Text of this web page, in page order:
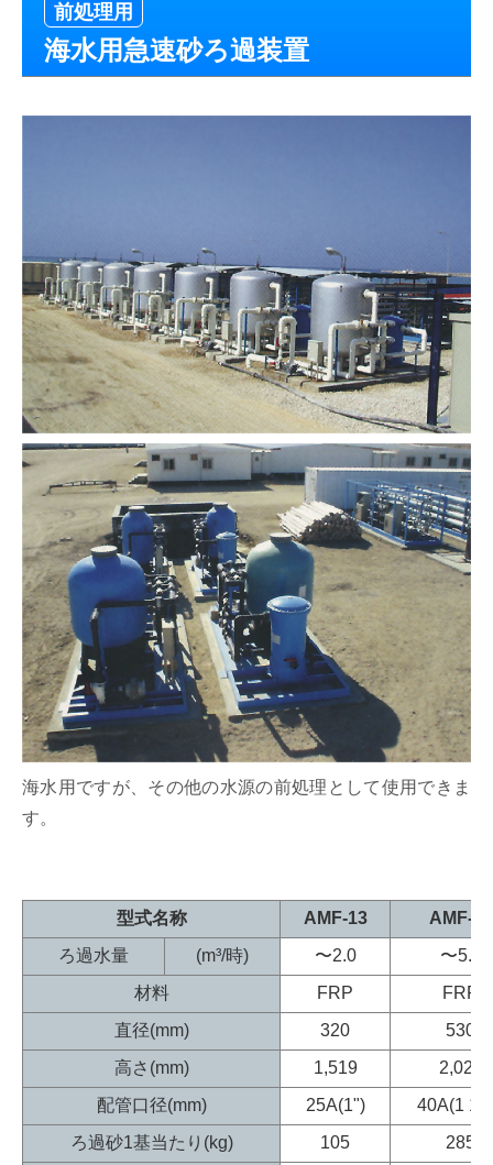
前処理用
海水用急速砂ろ過装置
海水用ですが、その他の水源の前処理として使用できま
す。
型式名称 AMF-13
AMF-20
ろ過水量
(m³/時) 〜2.0
〜5.5
材料
FRP
FRP
直径(mm)
320
530
高さ(mm)
1,519
2,027
配管口径(mm)
25A(1")
40A(1 1/
ろ過砂1基当たり(kg)
105
285